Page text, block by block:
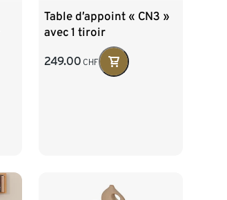
Table d’appoint « CN3 »
avec 1 tiroir
249.00 CHF